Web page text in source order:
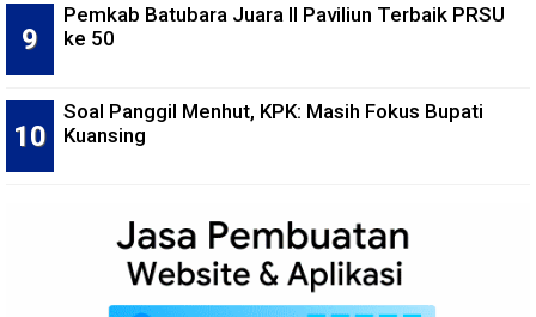
Pemkab Batubara Juara II Paviliun Terbaik PRSU
ke 50
Soal Panggil Menhut, KPK: Masih Fokus Bupati
Kuansing